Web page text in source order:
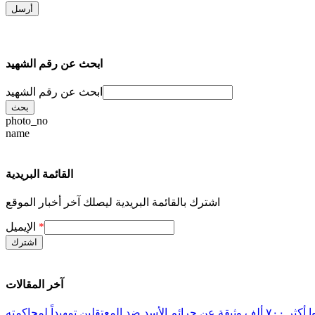
ابحث عن رقم الشهيد
ابحث عن رقم الشهيد
photo_no
name
القائمة البريدية
اشترك بالقائمة البريدية ليصلك آخر أخبار الموقع
*
آخر المقالات
تمهيداً لمحاكمته